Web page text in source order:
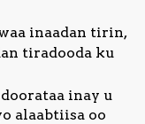
inaadan tirin,
tiradooda ku
inay u
alaabtiisa oo